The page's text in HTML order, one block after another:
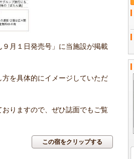
月１日発売号」に当施設が掲載
を具体的にイメージしていただ
りますので、ぜひ誌面でもご覧
この宿をクリップする